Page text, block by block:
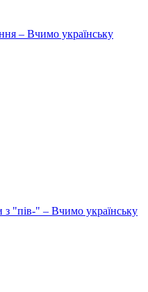
– Вчимо українську
"пів-" – Вчимо українську